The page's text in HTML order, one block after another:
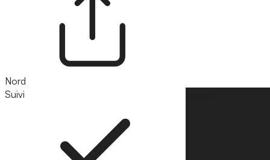
Nord
Suivi